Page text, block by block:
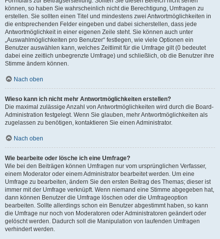
können, so haben Sie wahrscheinlich nicht die Berechtigung, Umfragen zu
erstellen. Sie sollten einen Titel und mindestens zwei Antwortmöglichkeiten in
die entsprechenden Felder eingeben und dabei sicherstellen, dass jede
Antwortmöglichkeit in einer eigenen Zeile steht. Sie können auch unter
„Auswahlmöglichkeiten pro Benutzer“ festlegen, wie viele Optionen ein
Benutzer auswählen kann, welches Zeitlimit für die Umfrage gilt (0 bedeutet
dabei eine zeitlich unbegrenzte Umfrage) und schließlich, ob die Benutzer ihre
Stimme ändern können.
Nach oben
Wieso kann ich nicht mehr Antwortmöglichkeiten erstellen?
Die maximal zulässige Anzahl von Antwortmöglichkeiten wird durch die Board-
Administration festgelegt. Wenn Sie glauben, mehr Antwortmöglichkeiten als
zugelassen zu benötigen, kontaktieren Sie einen Administrator.
Nach oben
Wie bearbeite oder lösche ich eine Umfrage?
Wie bei den Beiträgen können Umfragen nur vom ursprünglichen Verfasser,
einem Moderator oder einem Administrator bearbeitet werden. Um eine
Umfrage zu bearbeiten, ändern Sie den ersten Beitrag des Themas; dieser ist
immer mit der Umfrage verknüpft. Wenn niemand eine Stimme abgegeben hat,
dann können Benutzer die Umfrage löschen oder die Umfrageoption
bearbeiten. Sollte allerdings schon ein Benutzer abgestimmt haben, so kann
die Umfrage nur noch von Moderatoren oder Administratoren geändert oder
gelöscht werden. Dadurch soll die Manipulation von laufenden Umfragen
verhindert werden.